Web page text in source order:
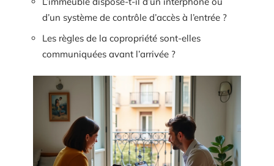
d’un système de contrôle d’accès à l’entrée ?
Les règles de la copropriété sont-elles
communiquées avant l’arrivée ?